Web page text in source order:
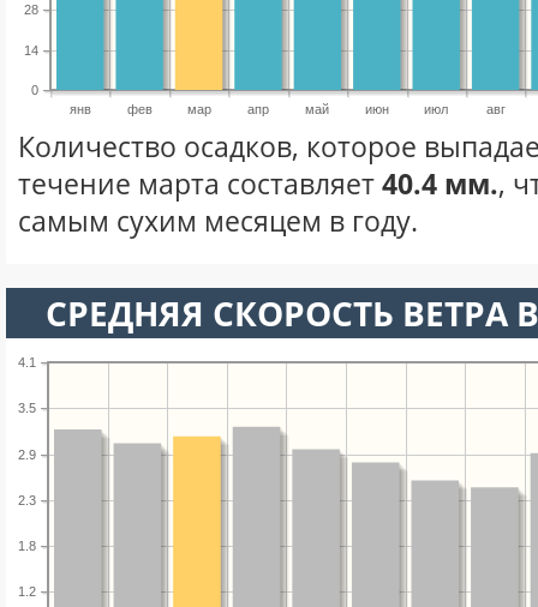
янв фев мар апр май июн июл авг
0
14
28
Количество осадков, которое
течение марта составляет40.4 мм.,
самым сухим месяцем в году.
СРЕДНЯЯ СКОРОСТЬ ВЕТРА
1.2
1.8
2.3
2.9
3.5
4.1